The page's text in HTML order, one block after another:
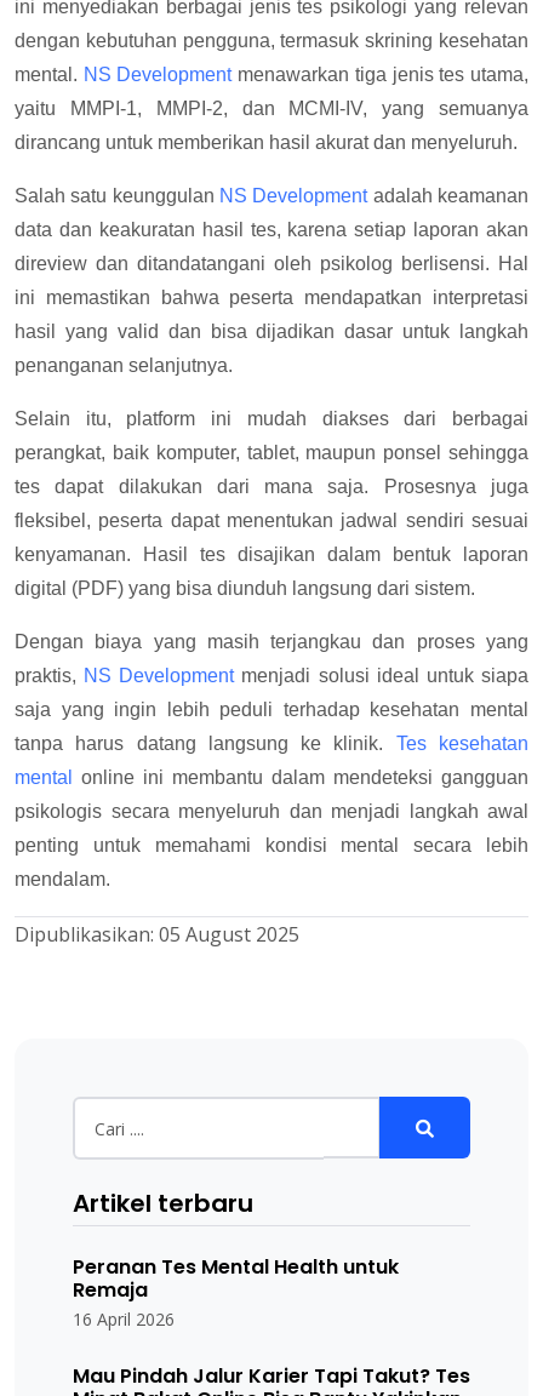
ini menyediakan berbagai jenis tes psikologi yang relevan
dengan kebutuhan pengguna, termasuk skrining kesehatan
mental. NS Developmentmenawarkan tiga jenis tes utama,
yaitu MMPI-1, MMPI-2, dan MCMI-IV, yang semuanya
dirancang untuk memberikan hasil akurat dan menyeluruh.
Salah satu keunggulan NS Developmentadalah keamanan
data dan keakuratan hasil tes, karena setiap laporan akan
direview dan ditandatangani oleh psikolog berlisensi. Hal
ini memastikan bahwa peserta mendapatkan interpretasi
hasil yang valid dan bisa dijadikan dasar untuk langkah
penanganan selanjutnya.
Selain itu, platform ini mudah diakses dari berbagai
perangkat, baik komputer, tablet, maupun ponsel sehingga
tes dapat dilakukan dari mana saja. Prosesnya juga
fleksibel, peserta dapat menentukan jadwal sendiri sesuai
kenyamanan. Hasil tes disajikan dalam bentuk laporan
digital (PDF) yang bisa diunduh langsung dari sistem.
Dengan biaya yang masih terjangkau dan proses yang
praktis, NS Developmentmenjadi solusi ideal untuk siapa
saja yang ingin lebih peduli terhadap kesehatan mental
tanpa harus datang langsung ke klinik. Tes kesehatan
mental
online ini membantu dalam mendeteksi gangguan
psikologis secara menyeluruh dan menjadi langkah awal
penting untuk memahami kondisi mental secara lebih
mendalam.
Dipublikasikan: 05 August 2025
Artikel terbaru
Peranan Tes Mental Health untuk
Remaja
16 April 2026
Mau Pindah Jalur Karier Tapi Takut? Tes